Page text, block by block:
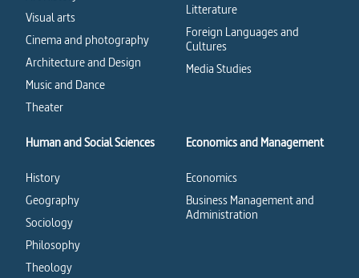
Visual arts
Cinema and photography
Architecture and Design
Music and Dance
Theater
Litterature
Foreign Languages and
Cultures
Media Studies
Human and Social Sciences
History
Geography
Sociology
Philosophy
Theology
Economics and Management
Economics
Business Management and
Administration